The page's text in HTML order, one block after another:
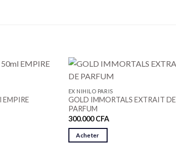
EMPIRE
EX NIHILO PARIS
GOLD IMMORTALS EXTRAIT DE
PARFUM
300.000CFA
Acheter